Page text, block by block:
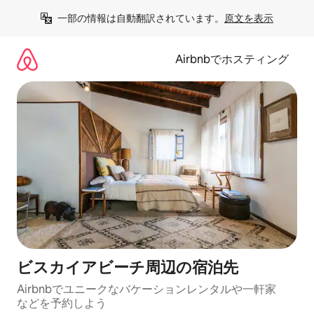
一部の情報は自動翻訳されています。 原文を表示
Airbnbでホスティング
ビスカイアビーチ⁠周⁠辺⁠の宿⁠泊⁠先
Airbnbでユニークなバ⁠ケ⁠ー⁠シ⁠ョ⁠ンレ⁠ン⁠タ⁠ルや一⁠軒⁠家
な⁠ど⁠を予⁠約⁠し⁠よ⁠う